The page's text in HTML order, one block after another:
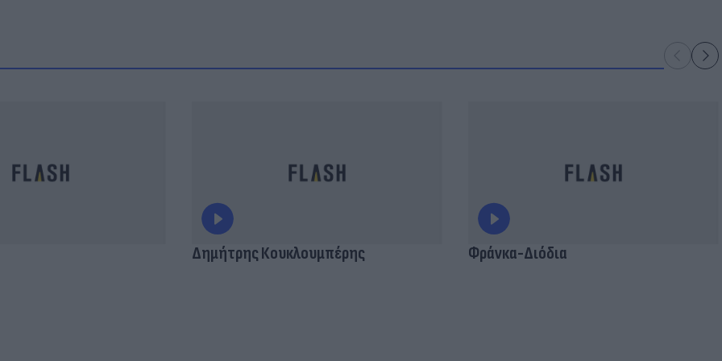
Δημήτρης Κουκλουμπέρης Φράνκα-Διόδια